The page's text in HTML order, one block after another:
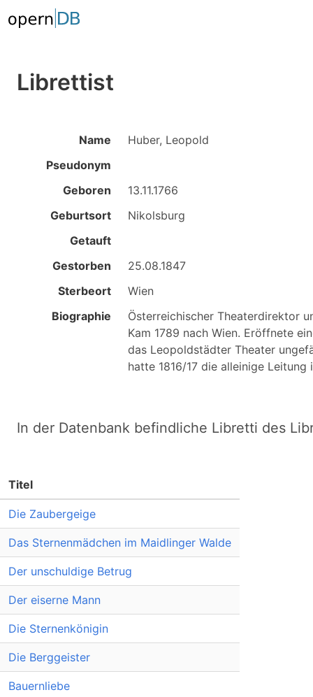
Librettist
Name
Huber, Leopold
Pseudonym
Geboren
13.11.1766
Geburtsort
Nikolsburg
Getauft
Gestorben
25.08.1847
Sterbeort
Wien
Biographie
Österreichischer Theaterdirektor
Kam 1789 nach Wien. Eröffnete
das Leopoldstädter Theater
In der Datenbank befindliche Libretti des
Titel
Die Zaubergeige
Das Sternenmädchen im Maidlinger Walde
Der unschuldige Betrug
Der eiserne Mann
Die Sternenkönigin
Die Berggeister
Bauernliebe